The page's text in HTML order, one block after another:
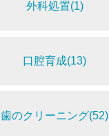
外科処置(1)
口腔育成(13)
歯のクリーニング(52)